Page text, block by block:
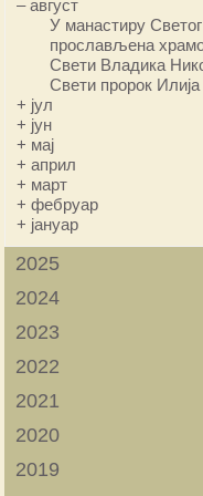
–август
У манастиру
прослављена
Свети Владика
Свети пророк
+ јул
+ јун
+ мај
+април
+ март
+фебруар
+ јануар
2025
2024
2023
2022
2021
2020
2019